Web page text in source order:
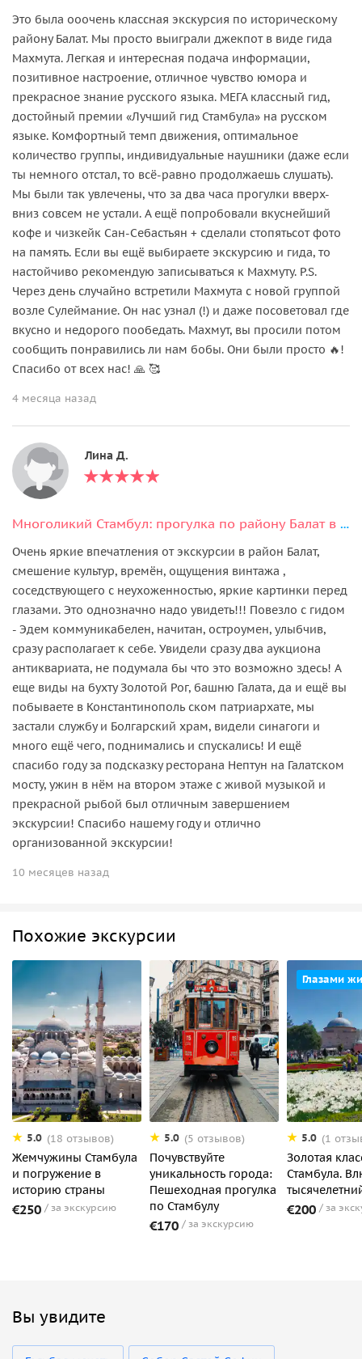
Это была ооочень классная экскурсия по историческому
району Балат. Мы просто выиграли джекпот в виде гида
Махмута. Легкая и интересная подача информации,
позитивное настроение, отличное чувство юмора и
прекрасное знание русского языка. МЕГА классный гид,
достойный премии «Лучший гид Стамбула» на русском
языке. Комфортный темп движения, оптимальное
количество группы, индивидуальные наушники (даже если
ты немного отстал, то всё-равно продолжаешь слушать).
Мы были так увлечены, что за два часа прогулки вверх-
вниз совсем не устали. А ещё попробовали вкуснейший
кофе и чизкейк Сан-Себастьян + сделали стопятьсот фото
на память. Если вы ещё выбираете экскурсию и гида, то
настойчиво рекомендую записываться к Махмуту. P.S.
Через день случайно встретили Махмута с новой группой
возле Сулеймание. Он нас узнал (!) и даже посоветовал где
вкусно и недорого пообедать. Махмут, вы просили потом
сообщить понравились ли нам бобы. Они были просто 🔥!
Спасибо от всех нас! 🙏 🥰
4 месяца назад
Лина Д.
Многоликий Стамбул: прогулка по району Балат в мини-группе
Очень яркие впечатления от экскурсии в район Балат,
смешение культур, времён, ощущения винтажа ,
соседствующего с неухоженностью, яркие картинки перед
глазами. Это однозначно надо увидеть!!! Повезло с гидом
- Эдем коммуникабелен, начитан, остроумен, улыбчив,
сразу располагает к себе. Увидели сразу два аукциона
антиквариата, не подумала бы что это возможно здесь! А
еще виды на бухту Золотой Рог, башню Галата, да и ещё вы
побываете в Константинополь ском патриархате, мы
застали службу и Болгарский храм, видели синагоги и
много ещё чего, поднимались и спускались! И ещё
спасибо году за подсказку ресторана Нептун на Галатском
мосту, ужин в нём на втором этаже с живой музыкой и
прекрасной рыбой был отличным завершением
экскурсии! Спасибо нашему году и отлично
организованной экскурсии!
10 месяцев назад
Похожие экскурсии
5.0 (18 отзывов)
Жемчужины Стамбула
и погружение в
историю страны
€250 за экскурсию
5.0 (5 отзывов)
Почувствуйте
уникальность города:
Пешеходная прогулка
по Стамбулу
€170 за экскурсию
Глазами
5.0 (1
Золотая
Стамбула.
€200 за
Вы увидите